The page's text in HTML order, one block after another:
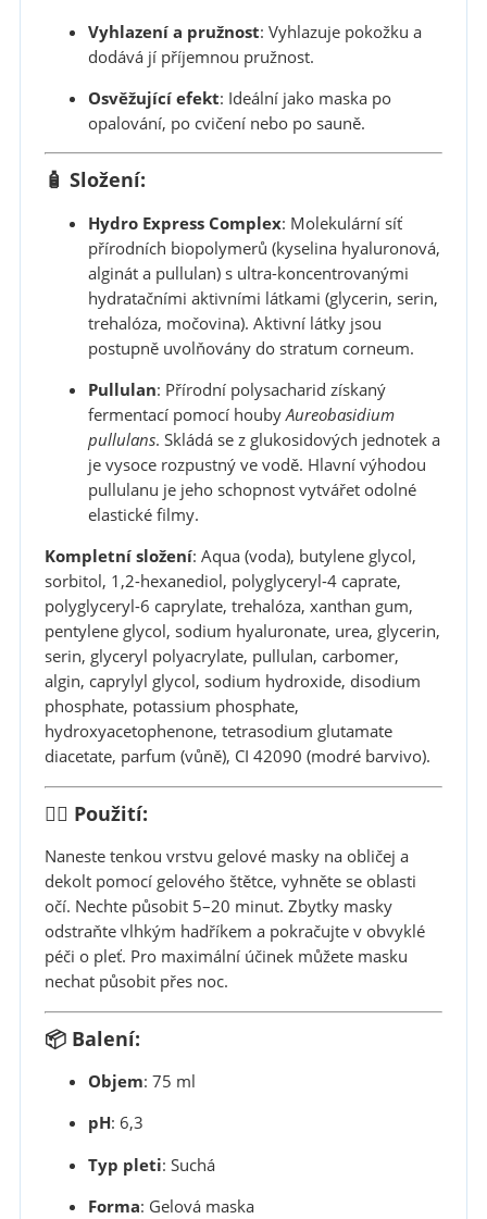
Vyhlazení a pružnost: Vyhlazuje pokožku a
dodává jí příjemnou pružnost.
Osvěžující efekt: Ideální jako maska po
opalování, po cvičení nebo po sauně.
🧴 Složení:
Hydro Express Complex: Molekulární síť
přírodních biopolymerů (kyselina hyaluronová,
alginát a pullulan) s ultra-koncentrovanými
hydratačními aktivními látkami (glycerin, serin,
trehalóza, močovina). Aktivní látky jsou
postupně uvolňovány do stratum corneum.
Pullulan: Přírodní polysacharid získaný
fermentací pomocí houbyAureobasidium
pullulans. Skládá se z glukosidových jednotek a
je vysoce rozpustný ve vodě. Hlavní výhodou
pullulanu je jeho schopnost vytvářet odolné
elastické filmy.
Kompletní složení: Aqua (voda), butylene glycol,
sorbitol, 1,2-hexanediol, polyglyceryl-4 caprate,
polyglyceryl-6 caprylate, trehalóza, xanthan gum,
pentylene glycol, sodium hyaluronate, urea, glycerin,
serin, glyceryl polyacrylate, pullulan, carbomer,
algin, caprylyl glycol, sodium hydroxide, disodium
phosphate, potassium phosphate,
hydroxyacetophenone, tetrasodium glutamate
diacetate, parfum (vůně), CI 42090 (modré barvivo).
🧖‍♀️ Použití:
Naneste tenkou vrstvu gelové masky na obličej a
dekolt pomocí gelového štětce, vyhněte se oblasti
očí. Nechte působit 5–20 minut. Zbytky masky
odstraňte vlhkým hadříkem a pokračujte v obvyklé
péči o pleť. Pro maximální účinek můžete masku
nechat působit přes noc.
📦 Balení:
Objem: 75 ml
pH: 6,3
Typ pleti: Suchá
Forma: Gelová maska